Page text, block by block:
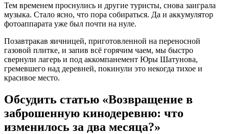
Тем временем проснулись и другие туристы, снова заиграла
музыка. Стало ясно, что пора собираться. Да и аккумулятор
фотоаппарата уже был почти на нуле.
Позавтракав яичницей, приготовленной на переносной
газовой плитке, и запив всё горячим чаем, мы быстро
свернули лагерь и под аккомпанемент Юры Шатунова,
гремевшего над деревней, покинули это некогда тихое и
красивое место.
Обсудить статью «Возвращение в
заброшенную кинодеревню: что
изменилось за два месяца?»